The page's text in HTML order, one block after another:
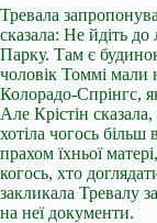
Тревала
сказала: Не йдіть
Парку. Там є будинок
чоловік Томмі мали
Колорадо-Спрінгс,
Але Крістін
хотіла чогось більш
прахом їхньої
когось, хто
закликала Тревалу
на неї документи.